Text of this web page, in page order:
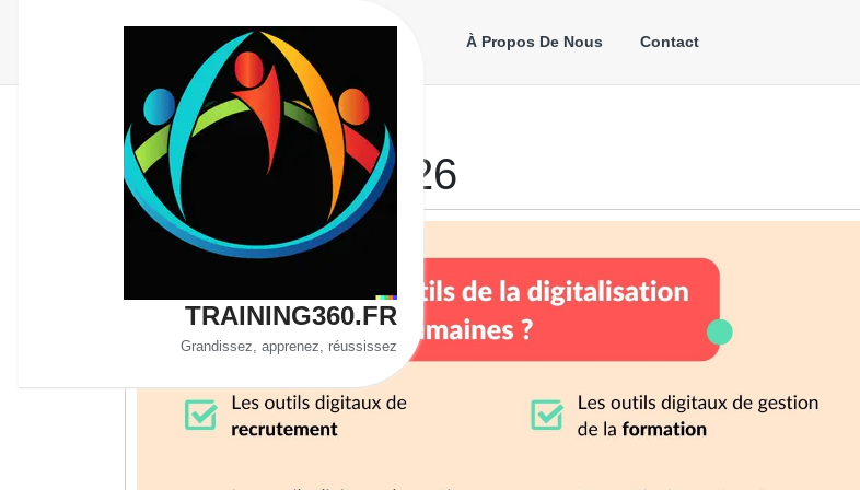
TRAINING360.FR
Grandissez, apprenez, réussissez
À Propos De Nous Contact
Jour : 3 juin 2026